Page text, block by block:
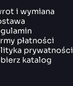
i wymiana
płatności
prywatności
katalog